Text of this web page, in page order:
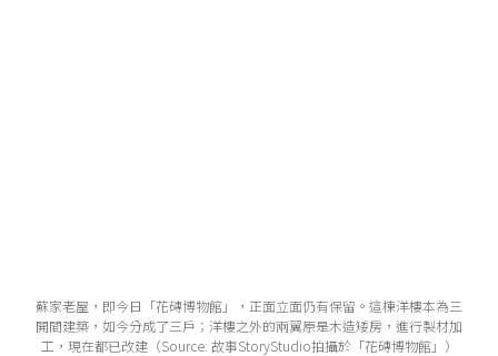
蘇家老屋，即今日「花磚博物館」，正面立面仍有保留。這棟洋樓本為三
開間建築，如今分成了三戶；洋樓之外的兩翼原是木造矮房，進行製材加
工，現在都已改建（Source: 故事StoryStudio拍攝於「花磚博物館」）